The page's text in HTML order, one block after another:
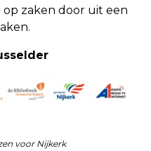
zaken door uit een
voor Nijkerk